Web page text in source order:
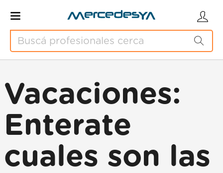
Vacaciones:
Enterate
cuales son las